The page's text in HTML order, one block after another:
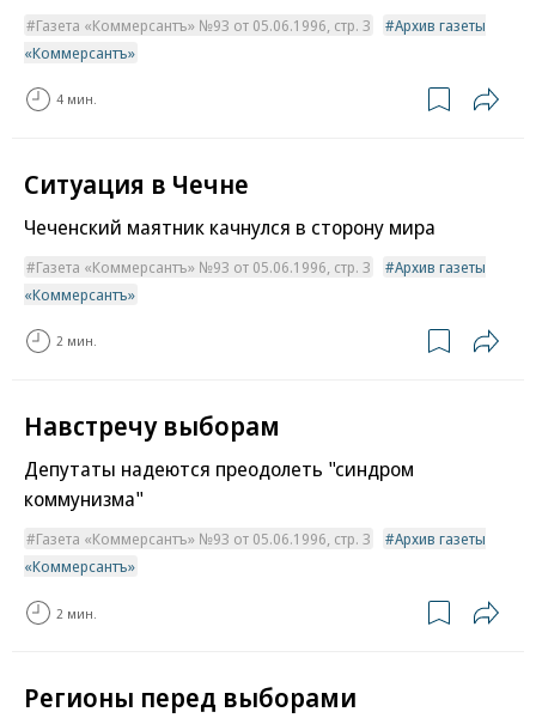
Газета «Коммерсантъ» №93 от 05.06.1996, стр. 3
Архив газеты
«Коммерсантъ»
4 мин.
Ситуация в Чечне
Чеченский маятник качнулся в сторону мира
Газета «Коммерсантъ» №93 от 05.06.1996, стр. 3
Архив газеты
«Коммерсантъ»
2 мин.
Навстречу выборам
Депутаты надеются преодолеть "синдром
коммунизма"
Газета «Коммерсантъ» №93 от 05.06.1996, стр. 3
Архив газеты
«Коммерсантъ»
2 мин.
Регионы перед выборами